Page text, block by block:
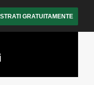
GRATUITAMENTE